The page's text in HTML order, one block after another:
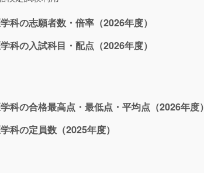
科の志願者数・倍率（2026年度）
科の入試科目・配点（2026年度）
科の合格最高点・最低点・平均点（2026年度）
科の定員数（2025年度）